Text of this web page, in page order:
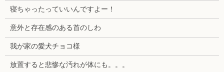
寝ちゃったっていいんですよー！
意外と存在感のある首のしわ
我が家の愛犬チョコ様
放置すると悲惨な汚れが体にも。。。